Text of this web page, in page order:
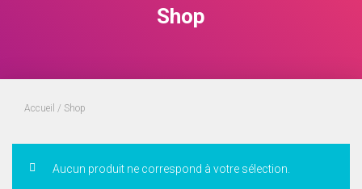
Shop
Accueil / Shop
Aucun produit ne correspond à votre sélection.